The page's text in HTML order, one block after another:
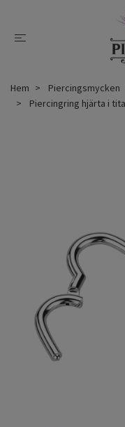
Hem Piercingsmycken
Piercingring hjärta i